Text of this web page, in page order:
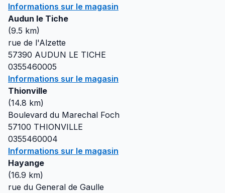
Informations sur le magasin
Audun le Tiche
(9.5 km)
rue de l'Alzette
57390 AUDUN LE TICHE
0355460005
Informations sur le magasin
Thionville
(14.8 km)
Boulevard du Marechal Foch
57100 THIONVILLE
0355460004
Informations sur le magasin
Hayange
(16.9 km)
rue du General de Gaulle